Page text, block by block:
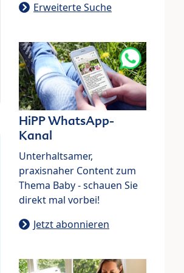
Erweiterte Suche
HiPP WhatsApp-
Kanal
Unterhaltsamer,
praxisnaher Content zum
Thema Baby - schauen Sie
direkt mal vorbei!
Jetzt abonnieren